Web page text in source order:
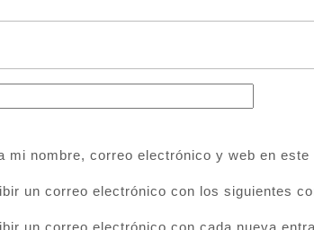
mi nombre, correo electrónico y web en
un correo electrónico con los siguientes
un correo electrónico con cada nueva